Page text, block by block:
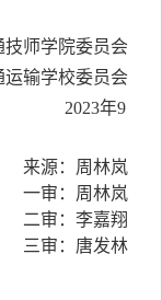
师学院委员会
输学校委员会
9
来源：周林岚
一审：周林岚
二审：李嘉翔
三审：唐发林